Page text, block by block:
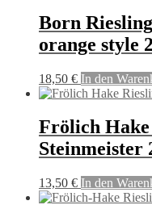
Born
orange style
18,50 € In den
Frölich
Steinmeister
13,50 € In den